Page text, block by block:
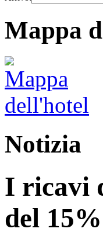
Mappa
Notizia
I ricavi
del